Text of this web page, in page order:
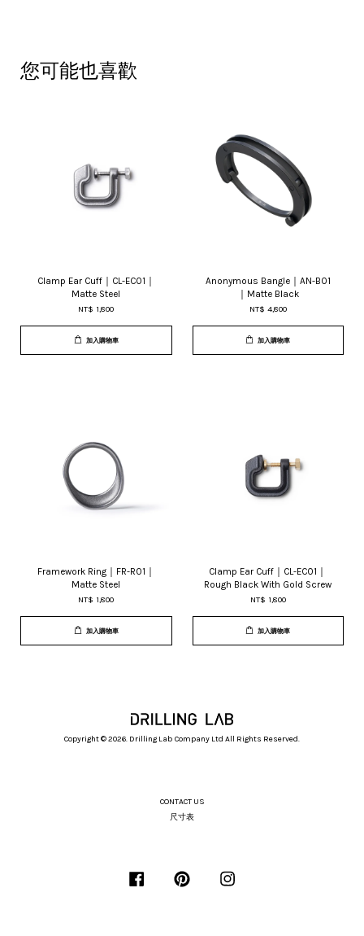
您可能也喜歡
Clamp Ear Cuff｜CL-EC01｜
Matte Steel
NT$ 1,800
加入購物車
Anonymous Bangle｜AN-B01
｜Matte Black
NT$ 4,800
加入購物車
Framework Ring｜FR-R01｜
Matte Steel
NT$ 1,800
加入購物車
Clamp Ear Cuff｜CL-EC01｜
Rough Black With Gold Screw
NT$ 1,800
加入購物車
Copyright © 2026. Drilling Lab Company Ltd All Rights Reserved.
CONTACT US
尺寸表
Facebook Pinterest